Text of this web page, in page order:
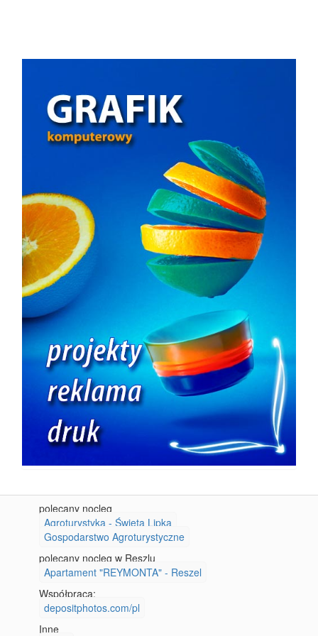
polecany nocleg
Agroturystyka - Święta Lipka
Gospodarstwo Agroturystyczne
polecany nocleg w Reszlu
Apartament "REYMONTA" - Reszel
Współpraca:
depositphotos.com/pl
Inne